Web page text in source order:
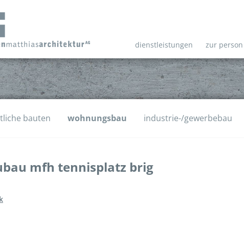
dienstleistungen zur person
bauten wohnungsbau industrie-/gewerbebau
mfh tennisplatz brig